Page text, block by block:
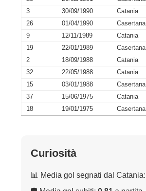
3
30/09/1990 Catania
26
01/04/1990 Casertana
9
12/11/1989 Catania
19
22/01/1989 Casertana
2
18/09/1988 Catania
32
22/05/1988 Catania
15
03/01/1988 Casertana
37
15/06/1975 Catania
18
19/01/1975 Casertana
Curiosità
📊 Media gol segnati dal Catania: